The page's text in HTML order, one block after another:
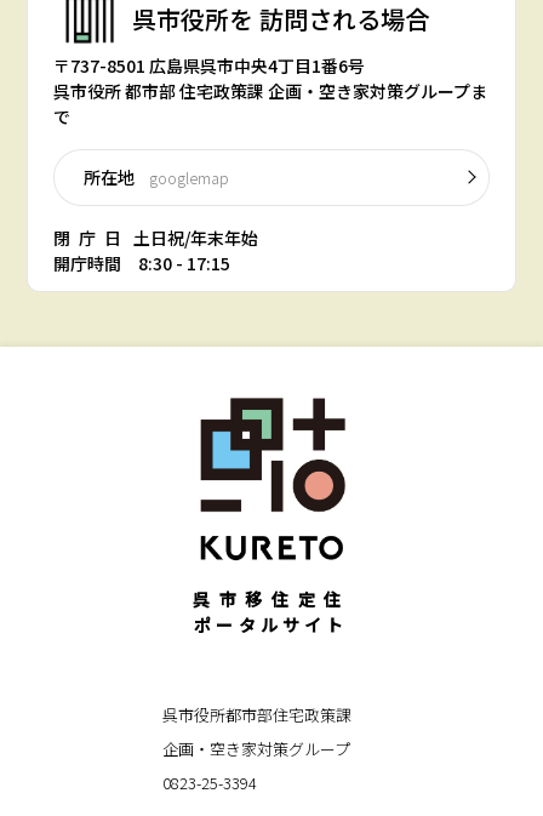
呉市役所を 訪問される場合
〒737-8501 広島県呉市中央4丁目1番6号
呉市役所 都市部 住宅政策課 企画・空き家対策グループま
で
所在地 googlemap
閉庁日
土日祝/年末年始
開庁時間 8:30 - 17:15
呉市移住定住
ポータルサイト
呉市役所都市部住宅政策課
企画・空き家対策グループ
0823-25-3394